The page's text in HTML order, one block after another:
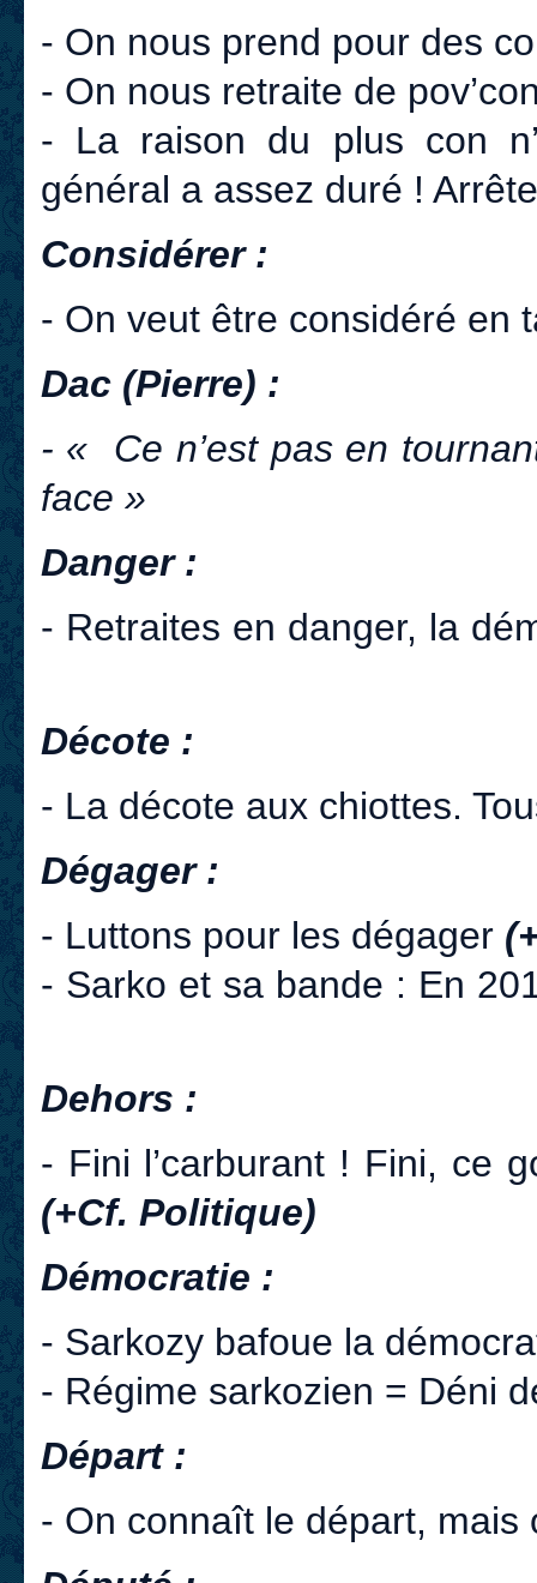
- On nous prend pour des
- On nous retraite de
- La raison du plus con
général a assez duré !
Considérer :
- On veut être considéré en
Dac (Pierre) :
- « Ce n’est pas en
face »
Danger :
- Retraites en danger, la
Décote :
- La décote aux chiottes.
Dégager :
- Luttons pour les dégager
- Sarko et sa bande : En
Dehors :
- Fini l’carburant ! Fini, ce
(+Cf. Politique)
Démocratie :
- Sarkozy bafoue la
- Régime sarkozien = Déni
Départ :
- On connaît le départ, mais